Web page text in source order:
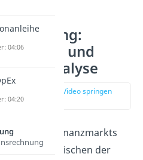
und
zur Stelle im Video springen
(00:10)
des Finanzmarkts
wir zwischen der
04:06
04:20